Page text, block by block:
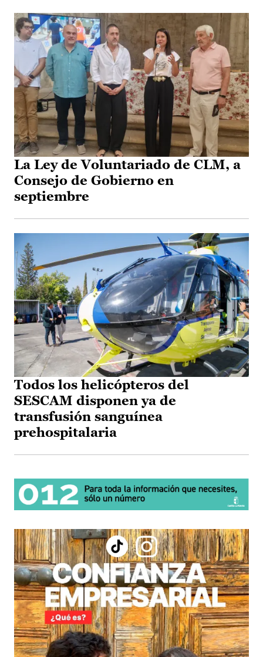
La Ley de Voluntariado de CLM, a
Consejo de Gobierno en
septiembre
Todos los helicópteros del
SESCAM disponen ya de
transfusión sanguínea
prehospitalaria